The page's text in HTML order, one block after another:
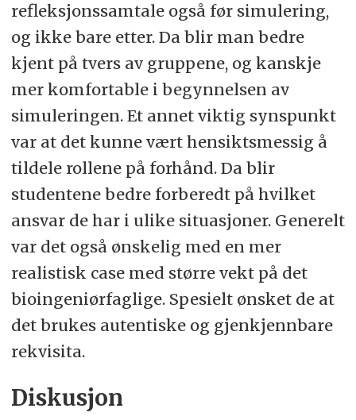
refleksjonssamtale også før simulering,
og ikke bare etter. Da blir man bedre
kjent på tvers av gruppene, og kanskje
mer komfortable i begynnelsen av
simuleringen. Et annet viktig synspunkt
var at det kunne vært hensiktsmessig å
tildele rollene på forhånd. Da blir
studentene bedre forberedt på hvilket
ansvar de har i ulike situasjoner. Generelt
var det også ønskelig med en mer
realistisk case med større vekt på det
bioingeniørfaglige. Spesielt ønsket de at
det brukes autentiske og gjenkjennbare
rekvisita.
Diskusjon